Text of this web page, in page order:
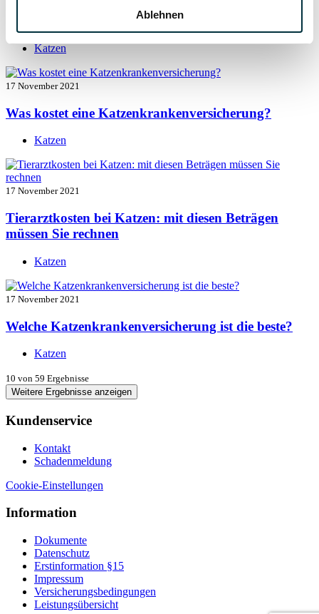
Ablehnen
Katzenversicherung mit Impfung
Katzen
17 November 2021
Was kostet eine Katzenkrankenversicherung?
Katzen
17 November 2021
Tierarztkosten bei Katzen: mit diesen Beträgen
müssen Sie rechnen
Katzen
17 November 2021
Welche Katzenkrankenversicherung ist die beste?
Katzen
10 von 59 Ergebnisse
Weitere Ergebnisse anzeigen
Kundenservice
Kontakt
Schadenmeldung
Cookie-Einstellungen
Information
Dokumente
Datenschutz
Erstinformation §15
Impressum
Versicherungsbedingungen
Leistungsübersicht